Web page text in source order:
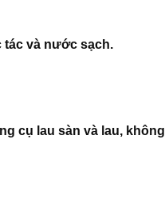
tác và nước sạch.
cụ lau sàn và lau, không